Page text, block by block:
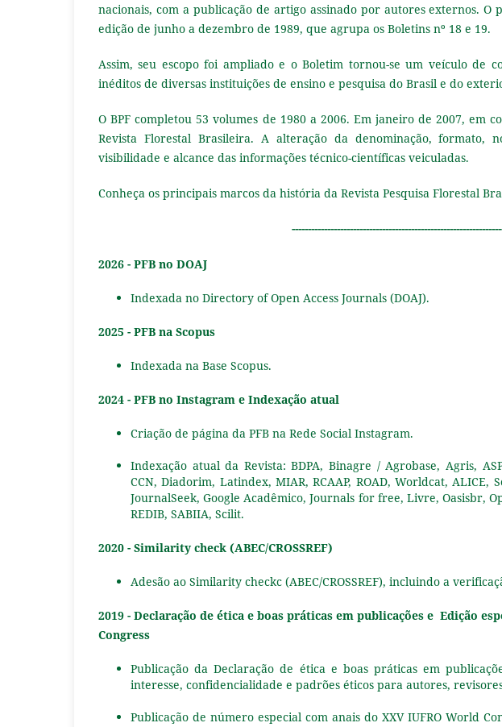
nacionais, com a publicação de artigo assinado por autores externos.
edição de junho a dezembro de 1989, que agrupa os Boletins nº 18 e 19.
Assim, seu escopo foi ampliado e o Boletim tornou-se um veículo de
inéditos de diversas instituições de ensino e pesquisa do Brasil e do
O BPF completou 53 volumes de 1980 a 2006. Em janeiro de 2007, em
Revista Florestal Brasileira. A alteração da denominação, formato,
visibilidade e alcance das informações técnico-científicas veiculadas.
Conheça os principais marcos da história da Revista Pesquisa Florestal
2026 - PFB no DOAJ
Indexada no Directory of Open Access Journals (DOAJ).
2025 - PFB na Scopus
Indexada na Base Scopus.
2024 - PFB no Instagram e Indexação atual
Criação de página da PFB na Rede Social Instagram.
Indexação atual da Revista: BDPA, Binagre / Agrobase, Agris,
CCN, Diadorim, Latindex, MIAR, RCAAP, ROAD, Worldcat, ALICE,
JournalSeek, Google Acadêmico, Journals for free, Livre, Oasisbr,
REDIB, SABIIA, Scilit.
2020 - Similarity check (ABEC/CROSSREF)
Adesão ao Similarity checkc (ABEC/CROSSREF), incluindo a
2019 - Declaração de ética e boas práticas em publicações e Edição
Congress
Publicação da Declaração de ética e boas práticas em
interesse, confidencialidade e padrões éticos para autores,
Publicação de número especial com anais do XXV IUFRO World